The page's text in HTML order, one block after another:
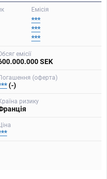
Емісія
***
***
***
емісії
SEK
(оферта)
(-)
ризику